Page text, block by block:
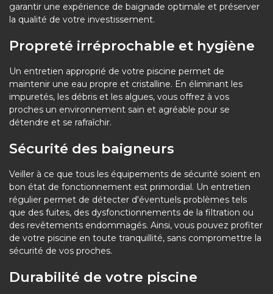
garantir une expérience de baignade optimale et préserver
la qualité de votre investissement.
Propreté irréprochable et hygiène
Un entretien approprié de votre piscine permet de
maintenir une eau propre et cristalline. En éliminant les
impuretés, les débris et les algues, vous offrez à vos
proches un environnement sain et agréable pour se
détendre et se rafraîchir.
Sécurité des baigneurs
Veiller à ce que tous les équipements de sécurité soient en
bon état de fonctionnement est primordial. Un entretien
régulier permet de détecter d'éventuels problèmes tels
que des fuites, des dysfonctionnements de la filtration ou
des revêtements endommagés. Ainsi, vous pouvez profiter
de votre piscine en toute tranquillité, sans compromettre la
sécurité de vos proches.
Durabilité de votre piscine